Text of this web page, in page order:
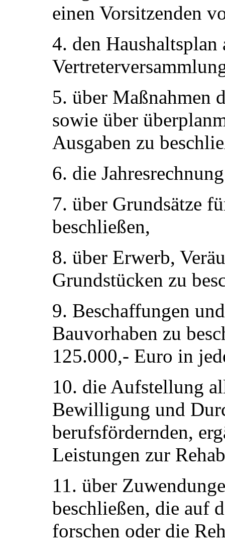
einen Vorsitzenden
4. den
5. über Maßnahmen
sowie über
Ausgaben zu
6. die
7. über Grundsätze
beschließen,
8. über Erwerb,
Grundstücken zu
9. Beschaffungen
Bauvorhaben zu
125.000,- Euro in
10. die Aufstellung
Bewilligung und
berufsfördernden,
Leistungen zur
11. über
beschließen, die auf
forschen oder die